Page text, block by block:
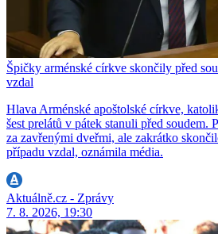
Špičky arménské církve skončily před
vzdal
Hlava Arménské apoštolské církve,
šest prelátů v pátek stanuli před soudem.
za zavřenými dveřmi, ale zakrátko
případu vzdal, oznámila média.
Aktuálně.cz - Zprávy
7. 8. 2026, 19:30